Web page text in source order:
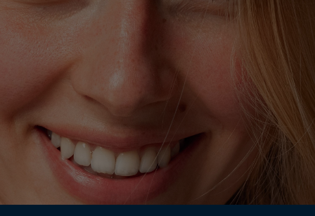
Supprimer le produit ? ×
Voulez-vous vraiment supprimer le produit suivant
du panier ?